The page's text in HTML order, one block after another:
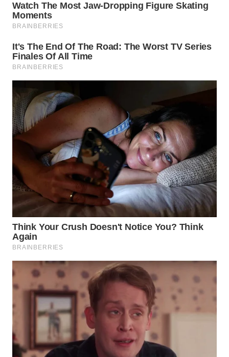
WN
LANGKAT
WN
TAPANULI
SELATAN
TANJUNG
LESUNG
WN
KARO
SIMALUNGUN
WN
LABUHANBATU
TAPANULI
TENGAH
SERDANG
WN
TEBING